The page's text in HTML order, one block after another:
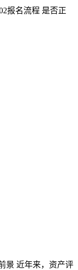
报名流程 是否正
景 近年来，资产评